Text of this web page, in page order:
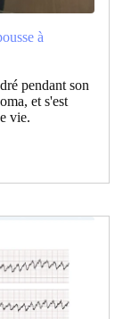
à
pendant son
et s'est
vie.